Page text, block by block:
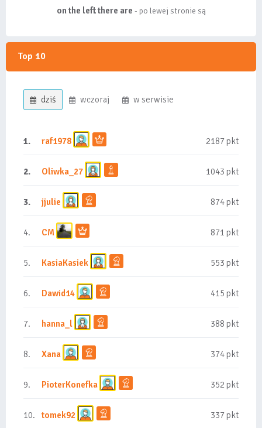
on the left there are - po lewej stronie są
Top 10
dziś wczoraj w serwisie
1. raf1978 2187 pkt
2. Oliwka_27 1043 pkt
3. jjulie 874 pkt
4. CM 871 pkt
5. KasiaKasiek 553 pkt
6. Dawid14 415 pkt
7. hanna_l 388 pkt
8. Xana 374 pkt
9. PioterKonefka 352 pkt
10. tomek92 337 pkt